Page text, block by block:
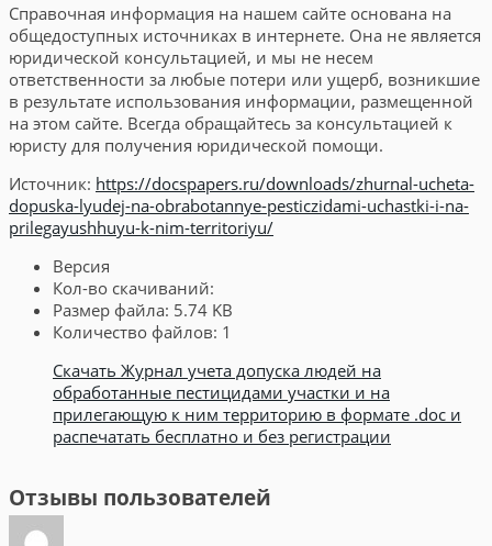
Справочная информация на нашем сайте основана на
общедоступных источниках в интернете. Она не является
юридической консультацией, и мы не несем
ответственности за любые потери или ущерб, возникшие
в результате использования информации, размещенной
на этом сайте. Всегда обращайтесь за консультацией к
юристу для получения юридической помощи.
Источник: https://docspapers.ru/downloads/zhurnal-ucheta-
dopuska-lyudej-na-obrabotannye-pesticzidami-uchastki-i-na-
prilegayushhuyu-k-nim-territoriyu/
Версия
Кол-во скачиваний:
Размер файла: 5.74 KB
Количество файлов: 1
Скачать Журнал учета допуска людей на
обработанные пестицидами участки и на
прилегающую к ним территорию в формате .doc и
распечатать бесплатно и без регистрации
Отзывы пользователей